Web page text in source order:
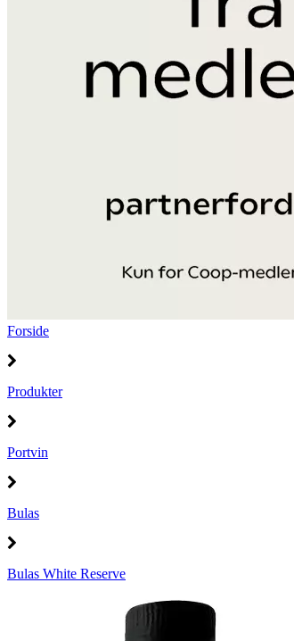
Forside
Produkter
Portvin
Bulas
Bulas White Reserve